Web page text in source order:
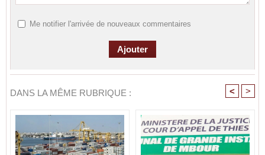
Me notifier l'arrivée de nouveaux commentaires
DANS LA MÊME RUBRIQUE : < >